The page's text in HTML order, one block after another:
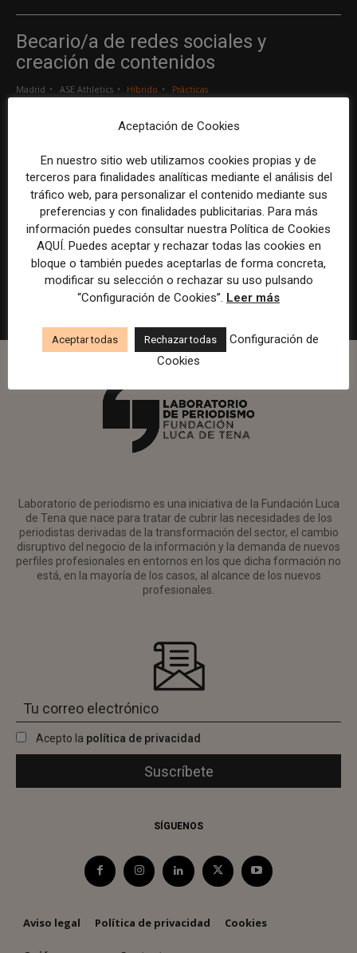
Becario/a de redes sociales y
creación de contenidos
Madrid ASE Athletics Híbrido Prácticas
Creador/a de contenidos
Barcelona Gods Brand Indefinido Tiempo completo
Responsable de marcas y patrocinios
en Watif TV
Madrid Watif Presencial Tiempo completo
Laboratorio de periodismo es una iniciativa de la Fundación Luca
de Tena que nace para tratar de cubrir las necesidades de los
periodistas derivadas de la transformación del sector, el cambio
disruptivo del negocio de la información y la demanda de nuevos
perfiles profesionales en entornos en los que dicha formación no
está, en la mayoría de los casos, al alcance de los nuevos
profesionales.
Acepto la política de privacidad
SÍGUENOS
Aviso legal Política de privacidad Cookies
Aceptación de Cookies
En nuestro sitio web utilizamos cookies propias y de
terceros para finalidades analíticas mediante el análisis del
tráfico web, para personalizar el contenido mediante sus
preferencias y con finalidades publicitarias. Para más
información puedes consultar nuestra Política de Cookies
AQUÍ. Puedes aceptar y rechazar todas las cookies en
bloque o también puedes aceptarlas de forma concreta,
modificar su selección o rechazar su uso pulsando
“Configuración de Cookies”. Leer más
Aceptar todas Rechazar todas
Configuración de
Cookies